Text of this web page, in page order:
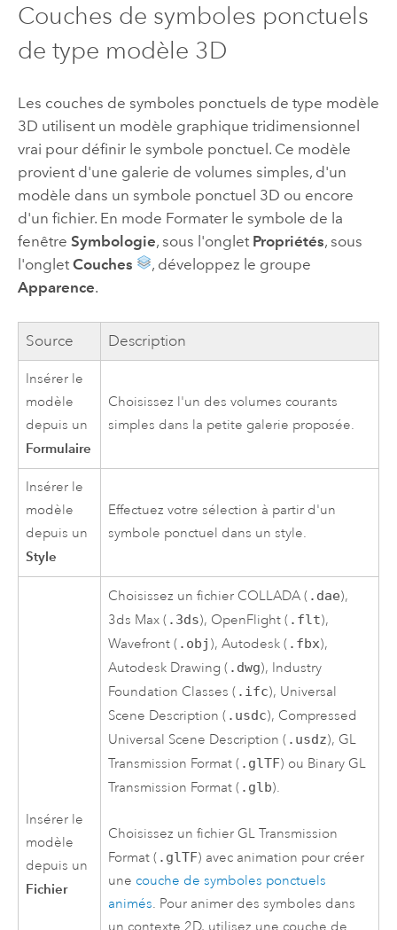
Couches de symboles ponctuels
de type modèle 3D
Les couches de symboles ponctuels de type modèle
3D utilisent un modèle graphique tridimensionnel
vrai pour définir le symbole ponctuel. Ce modèle
provient d'une galerie de volumes simples, d'un
modèle dans un symbole ponctuel 3D ou encore
d'un fichier. En mode Formater le symbole de la
fenêtre Symbologie, sous l'onglet Propriétés, sous
l'onglet Couches
, développez le groupe
Apparence.
Source Description
Insérer le
modèle
depuis un
Formulaire
Choisissez l'un des volumes courants
simples dans la petite galerie proposée.
Insérer le
modèle
depuis un
Style
Effectuez votre sélection à partir d'un
symbole ponctuel dans un style.
Insérer le
modèle
depuis un
Fichier
Choisissez un fichier COLLADA ( .dae),
3ds Max ( .3ds), OpenFlight ( .flt),
Wavefront ( .obj ), Autodesk ( .fbx),
Autodesk Drawing ( .dwg), Industry
Foundation Classes ( .ifc), Universal
Scene Description ( .usdc), Compressed
Universal Scene Description ( .usdz), GL
Transmission Format ( .glTF) ou Binary GL
Transmission Format ( .glb).
Choisissez un fichier GL Transmission
Format ( .glTF) avec animation pour créer
une couche de symboles ponctuels
animés. Pour animer des symboles dans